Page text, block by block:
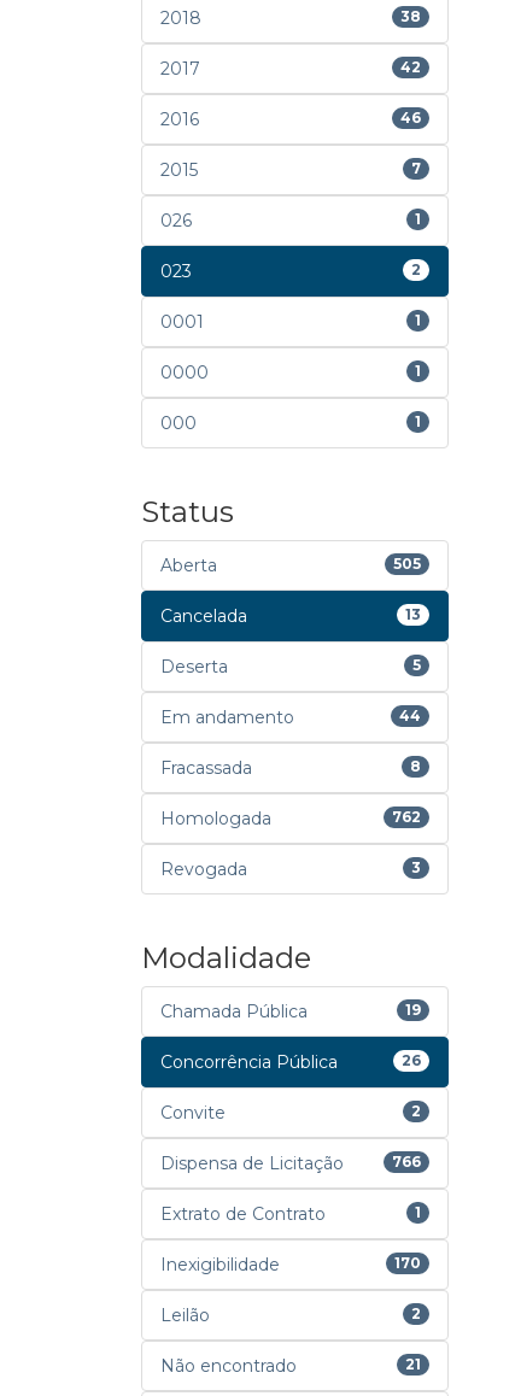
2018 38
2017 42
2016 46
2015 7
026 1
023 2
0001 1
0000 1
000 1
Status
Aberta 505
Cancelada 13
Deserta 5
Em andamento 44
Fracassada 8
Homologada 762
Revogada 3
Modalidade
Chamada Pública 19
Concorrência Pública 26
Convite 2
Dispensa de Licitação 766
Extrato de Contrato 1
Inexigibilidade 170
Leilão 2
Não encontrado 21